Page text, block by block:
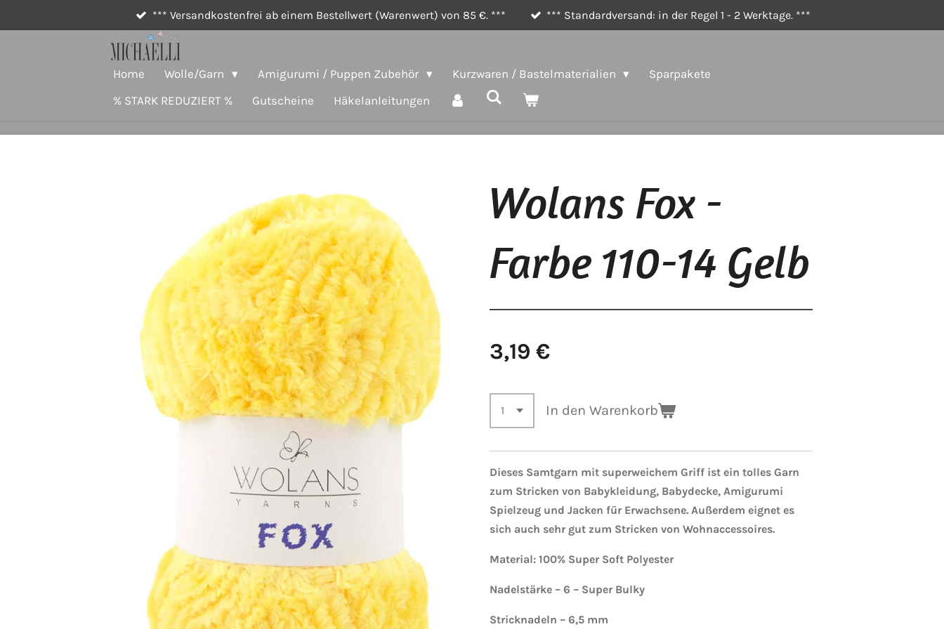
*** Versandkostenfrei ab einem Bestellwert (Warenwert) von 85 €. *** *** Standardversand: in der Regel 1 - 2 Werktage. ***
Home Wolle/Garn Amigurumi / Puppen Zubehör Kurzwaren / Bastelmaterialien
Sparpakete
% STARK REDUZIERT %
Gutscheine Häkelanleitungen
Wolans Fox -
Farbe 110-14 Gelb
3,19 €
In den Warenkorb
Dieses Samtgarn mit superweichem Griff ist ein tolles Garn
zum Stricken von Babykleidung, Babydecke, Amigurumi
Spielzeug und Jacken für Erwachsene. Außerdem eignet es
sich auch sehr gut zum Stricken von Wohnaccessoires.
Material: 100% Super Soft Polyester
Nadelstärke – 6 – Super Bulky
Stricknadeln – 6,5 mm